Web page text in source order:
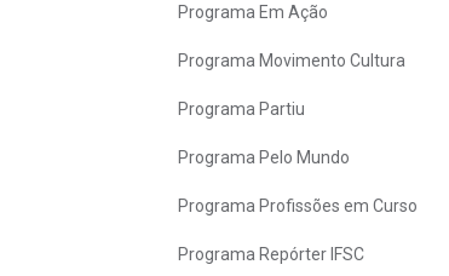
Programa Em Ação
Programa Movimento Cultura
Programa Partiu
Programa Pelo Mundo
Programa Profissões em Curso
Programa Repórter IFSC